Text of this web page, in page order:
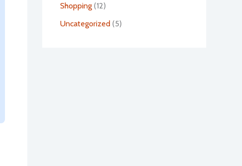
Shopping (12)
Uncategorized (5)